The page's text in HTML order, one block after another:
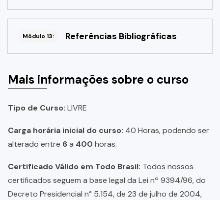
Módulo 13: Referências Bibliográficas
Mais informações sobre o curso
Tipo de Curso: LIVRE
Carga horária inicial do curso: 40 Horas, podendo ser
alterado entre 6a 400 horas.
Certificado Válido em Todo Brasil: Todos nossos
certificados seguem a base legal da Lei nº 9394/96, do
Decreto Presidencial n° 5.154, de 23 de julho de 2004,